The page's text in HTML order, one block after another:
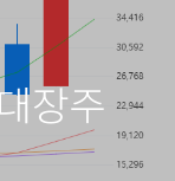
장주